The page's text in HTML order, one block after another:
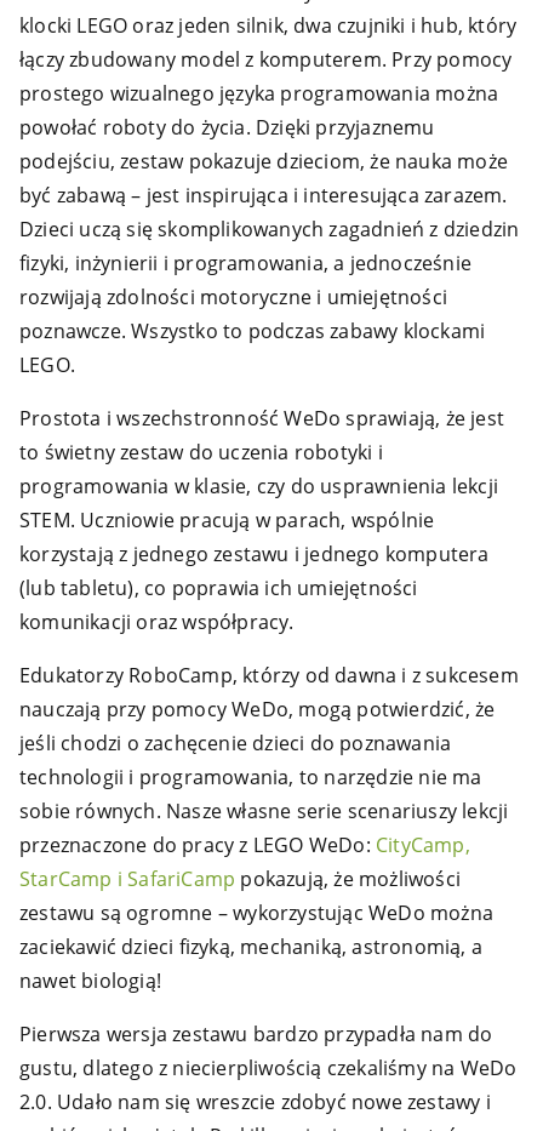
klocki LEGO oraz jeden silnik, dwa czujniki i hub, który
łączy zbudowany model z komputerem. Przy pomocy
prostego wizualnego języka programowania można
powołać roboty do życia. Dzięki przyjaznemu
podejściu, zestaw pokazuje dzieciom, że nauka może
być zabawą – jest inspirująca i interesująca zarazem.
Dzieci uczą się skomplikowanych zagadnień z dziedzin
fizyki, inżynierii i programowania, a jednocześnie
rozwijają zdolności motoryczne i umiejętności
poznawcze. Wszystko to podczas zabawy klockami
LEGO.
Prostota i wszechstronność WeDo sprawiają, że jest
to świetny zestaw do uczenia robotyki i
programowania w klasie, czy do usprawnienia lekcji
STEM. Uczniowie pracują w parach, wspólnie
korzystają z jednego zestawu i jednego komputera
(lub tabletu), co poprawia ich umiejętności
komunikacji oraz współpracy.
Edukatorzy RoboCamp, którzy od dawna i z sukcesem
nauczają przy pomocy WeDo, mogą potwierdzić, że
jeśli chodzi o zachęcenie dzieci do poznawania
technologii i programowania, to narzędzie nie ma
sobie równych. Nasze własne serie scenariuszy lekcji
przeznaczone do pracy z LEGO WeDo: CityCamp,
StarCamp i SafariCamp pokazują, że możliwości
zestawu są ogromne – wykorzystując WeDo można
zaciekawić dzieci fizyką, mechaniką, astronomią, a
nawet biologią!
Pierwsza wersja zestawu bardzo przypadła nam do
gustu, dlatego z niecierpliwością czekaliśmy na WeDo
2.0. Udało nam się wreszcie zdobyć nowe zestawy i